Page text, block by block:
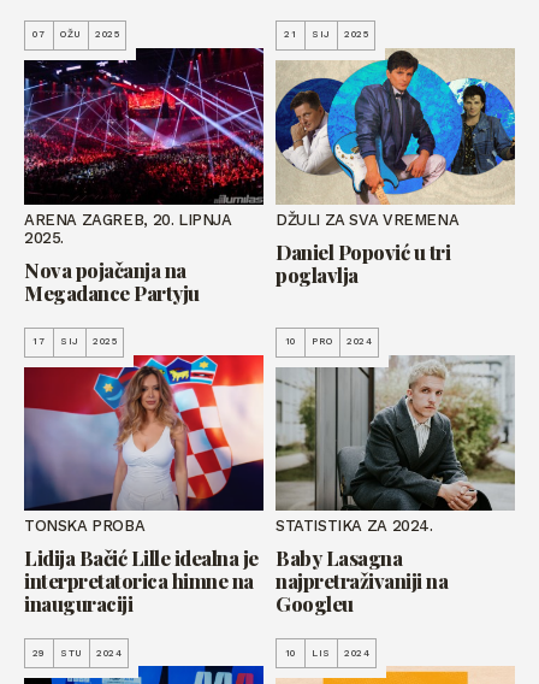
07 OŽU 2025
ARENA ZAGREB, 20. LIPNJA
2025.
Nova pojačanja na
Megadance Partyju
21 SIJ 2025
DŽULI ZA SVA VREMENA
Daniel Popović u tri
poglavlja
17 SIJ 2025
TONSKA PROBA
Lidija Bačić Lille idealna je
interpretatorica himne na
inauguraciji
10 PRO 2024
STATISTIKA ZA 2024.
Baby Lasagna
najpretraživaniji na
Googleu
29 STU 2024 10 LIS 2024